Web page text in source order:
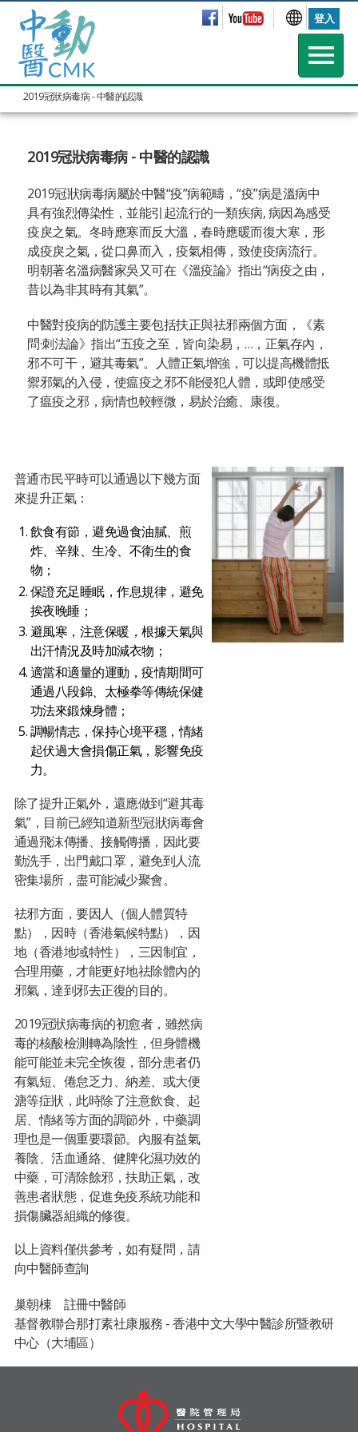
登入
2019冠狀病毒病 - 中醫的認識
2019冠狀病毒病 - 中醫的認識
2019冠狀病毒病屬於中醫“疫”病範疇，“疫”病是溫病中
具有強烈傳染性，並能引起流行的一類疾病, 病因為感受
疫戾之氣。冬時應寒而反大溫，春時應暖而復大寒，形
成疫戾之氣，從口鼻而入，疫氣相傳，致使疫病流行。
明朝著名溫病醫家吳又可在《溫疫論》指出“病疫之由，
昔以為非其時有其氣”。
中醫對疫病的防護主要包括扶正與祛邪兩個方面，《素
問·刺法論》指出“五疫之至，皆向染易，…，正氣存內，
邪不可干，避其毒氣”。人體正氣增強，可以提高機體抵
禦邪氣的入侵，使瘟疫之邪不能侵犯人體，或即使感受
了瘟疫之邪，病情也較輕微，易於治癒、康復。
普通市民平時可以通過以下幾方面
來提升正氣：
飲食有節，避免過食油膩、煎
炸、辛辣、生冷、不衛生的食
物；
保證充足睡眠，作息規律，避免
挨夜晚睡；
避風寒，注意保暖，根據天氣與
出汗情況及時加減衣物；
適當和適量的運動，疫情期間可
通過八段錦、太極拳等傳統保健
功法來鍛煉身體；
調暢情志，保持心境平穩，情緒
起伏過大會損傷正氣，影響免疫
力。
除了提升正氣外，還應做到“避其毒
氣”，目前已經知道新型冠狀病毒會
通過飛沫傳播、接觸傳播，因此要
勤洗手，出門戴口罩，避免到人流
密集場所，盡可能減少聚會。
祛邪方面，要因人（個人體質特
點），因時（香港氣候特點），因
地（香港地域特性），三因制宜，
合理用藥，才能更好地祛除體內的
邪氣，達到邪去正復的目的。
2019冠狀病毒病的初愈者，雖然病
毒的核酸檢測轉為陰性，但身體機
能可能並未完全恢復，部分患者仍
有氣短、倦怠乏力、納差、或大便
溏等症狀，此時除了注意飲食、起
居、情緒等方面的調節外，中藥調
理也是一個重要環節。內服有益氣
養陰、活血通絡、健脾化濕功效的
中藥，可清除餘邪，扶助正氣，改
善患者狀態，促進免疫系統功能和
損傷臟器組織的修復。
以上資料僅供參考，如有疑問，請
向中醫師查詢
巢朝棟 註冊中醫師
基督教聯合那打素社康服務 - 香港中文大學中醫診所暨教研
中心（大埔區）